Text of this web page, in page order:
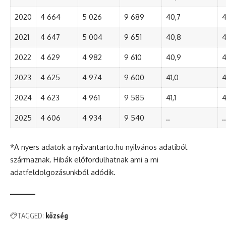
2020 4 664 5 026 9 689 40,7
2021 4 647 5 004 9 651 40,8
2022 4 629 4 982 9 610 40,9
2023 4 625 4 974 9 600 41,0
2024 4 623 4 961 9 585 41,1
2025 4 606 4 934 9 540 .. ..
*A nyers adatok a nyilvantarto.hu nyilvános adatiból
származnak. Hibák előfordulhatnak ami a mi
adatfeldolgozásunkból adódik.
TAGGED: község